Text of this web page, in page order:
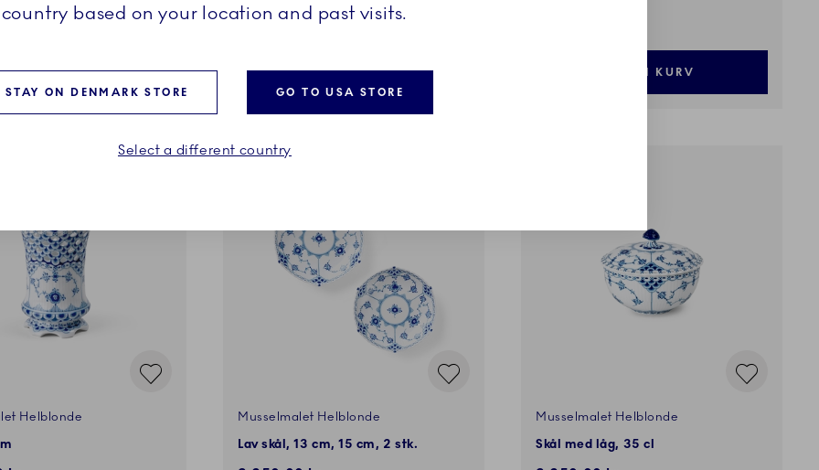
kr.
LÆG I KURV
6.700,00 kr.
LÆG I KURV LÆG I KURV
Helblonde
Musselmalet Helblonde
Lav skål, 13 cm, 15 cm, 2 stk.
Musselmalet Helblonde
Skål med låg, 35 cl
country based on your location and past visits.
STAY ON DENMARK STORE GO TO USA STORE
Select a different country